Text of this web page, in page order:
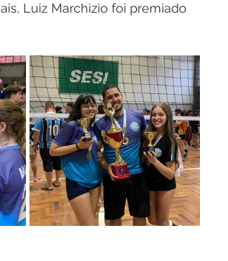
Luiz Marchizio foi premiado